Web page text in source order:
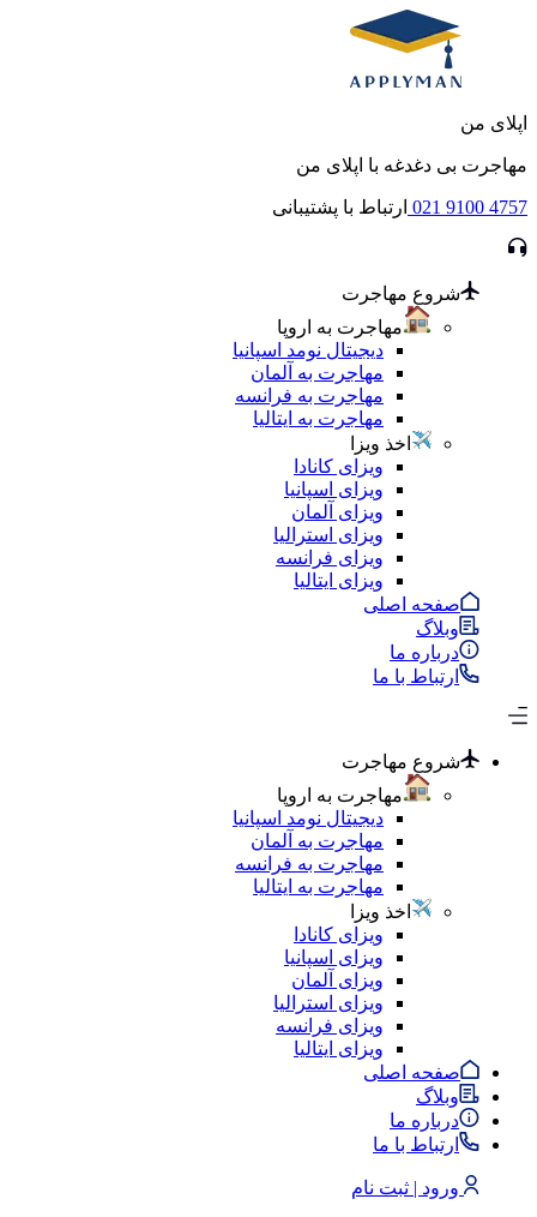
اپلای من
مهاجرت بی دغدغه با اپلای من
021 9100 4757 ارتباط با پشتیبانی
شروع مهاجرت
مهاجرت به اروپا
دیجیتال نومد اسپانیا
مهاجرت به آلمان
مهاجرت به فرانسه
مهاجرت به ایتالیا
اخذ ویزا
ویزای کانادا
ویزای اسپانیا
ویزای آلمان
ویزای استرالیا
ویزای فرانسه
ویزای ایتالیا
صفحه اصلی
وبلاگ
درباره ما
ارتباط با ما
شروع مهاجرت
مهاجرت به اروپا
دیجیتال نومد اسپانیا
مهاجرت به آلمان
مهاجرت به فرانسه
مهاجرت به ایتالیا
اخذ ویزا
ویزای کانادا
ویزای اسپانیا
ویزای آلمان
ویزای استرالیا
ویزای فرانسه
ویزای ایتالیا
صفحه اصلی
وبلاگ
درباره ما
ارتباط با ما
ورود | ثبت نام